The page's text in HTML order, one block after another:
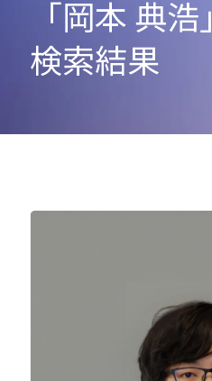
Service
「岡本 典浩」
検索結果